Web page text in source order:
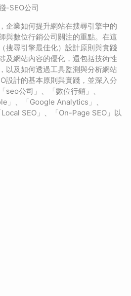
-SEO公司
企業如何提升網站在搜尋引擎中的
與數位行銷公司關注的重點。在這
搜尋引擎最佳化）設計原則與實踐
及網站內容的優化，還包括技術性
以及如何透過工具監測與分析網站
設計的基本原則與實踐，並深入分
seo公司」、「數位行銷」、
」、「Google Analytics」、
SEO」、「On-Page SEO」以